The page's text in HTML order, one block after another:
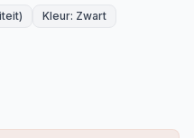
Kleur: Zwart